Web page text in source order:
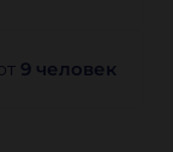
9 человек